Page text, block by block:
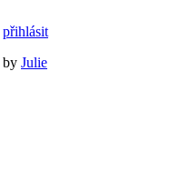
přihlásit
by Julie